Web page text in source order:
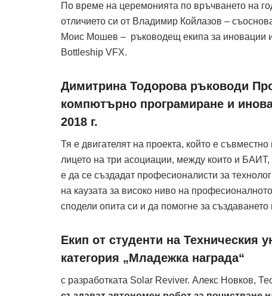
По време на церемонията по връчването на
отличието си от Владимир Койлазов –
Моис Мошев – ръководещ екипа за иновации и
Bottleship VFX.
Димитрина Тодорова ръководи
компютърно програмиране и
2018 г.
Тя е двигателят на проекта, който е
лицето на три асоциации, между които и
е да се създадат професионалисти за
на каузата за високо ниво на
сподели опита си и да помогне за
Екип от студенти на Техническия
категория „Младежка награда“
с разработката Solar Reviver. Алекс Новков,